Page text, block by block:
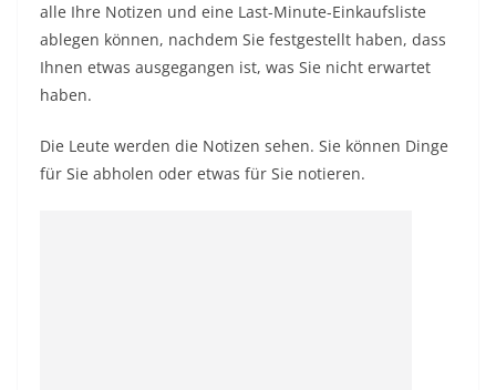
alle Ihre Notizen und eine Last-Minute-Einkaufsliste
ablegen können, nachdem Sie festgestellt haben, dass
Ihnen etwas ausgegangen ist, was Sie nicht erwartet
haben.
Die Leute werden die Notizen sehen. Sie können Dinge
für Sie abholen oder etwas für Sie notieren.